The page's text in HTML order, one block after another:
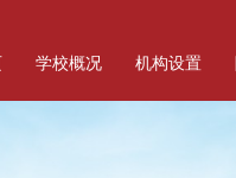
学校概况 机构设置